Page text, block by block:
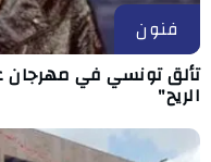
فنون
تألق تونسي في مهرجان
الريح"